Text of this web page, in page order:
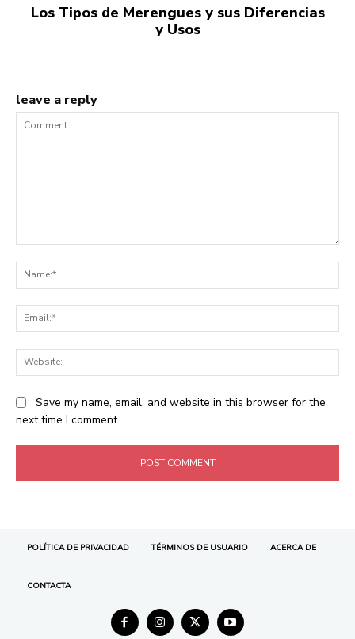
POLÍTICA DE PRIVACIDAD TÉRMINOS DE USUARIO ACERCA DE
CONTACTA